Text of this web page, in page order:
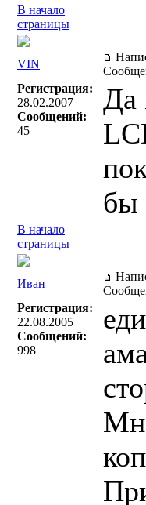
В начало
страницы
VIN
Регистрация:
28.02.2007
Сообщений:
45
Да
бы
В начало
страницы
Иван
Регистрация:
22.08.2005
Сообщений:
998